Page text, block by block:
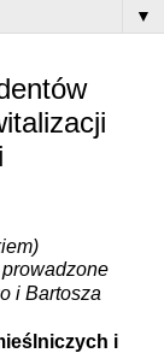
▼
i Bartosza
i